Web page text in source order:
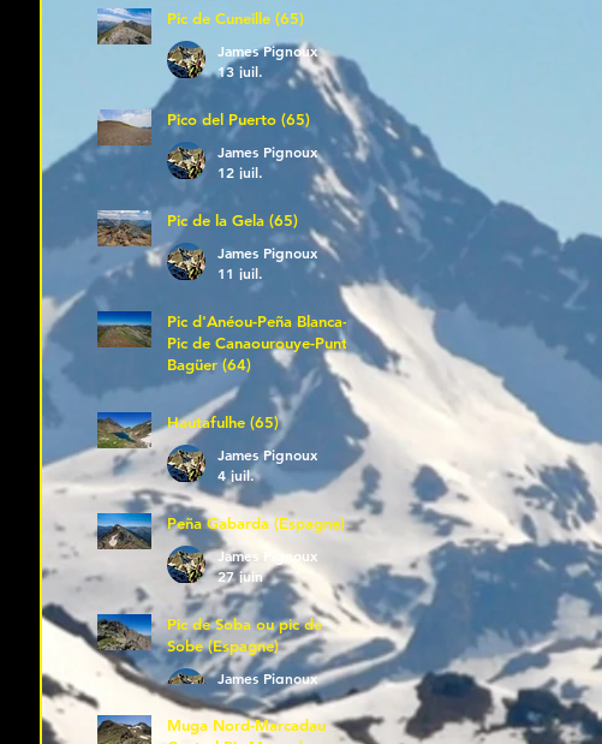
Pic de Cuneille (65)
James Pignoux
13 juil.
Pico del Puerto (65)
James Pignoux
12 juil.
Pic de la Gela (65)
James Pignoux
11 juil.
Pic d'Anéou-Peña Blanca-
Pic de Canaourouye-Punta
Bagüer (64)
James Pignoux
5 juil.
Hautafulhe (65)
James Pignoux
4 juil.
Peña Gabarda (Espagne)
James Pignoux
27 juin
Pic de Soba ou pic de
Sobe (Espagne)
James Pignoux
25 juin
Muga Nord-Marcadau